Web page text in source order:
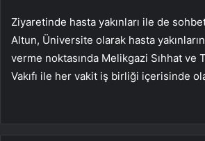
Ziyaretinde hasta yakınları ile de
Altun, Üniversite olarak hasta
verme noktasında Melikgazi Sıhhat ve
Vakıfı ile her vakit iş birliği içerisinde